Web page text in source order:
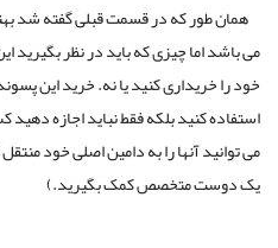
می باشد اما چیزی که باید در نظر بگیرید
خود را خریداری کنید یا نه. خرید این
استفاده کنید بلکه فقط نباید اجازه
می توانید آنها را به دامین اصلی خود
یک دوست متخصص کمک بگیرید.)